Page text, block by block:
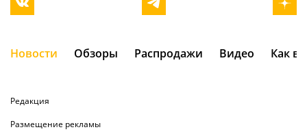
Новости Обзоры Распродажи Видео Как
Редакция
Размещение рекламы